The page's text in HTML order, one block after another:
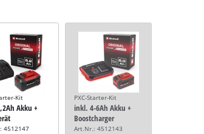
Kit
Akku +
4512147
PXC-Starter-Kit
inkl. 4-6Ah Akku +
Boostcharger
Art.Nr.: 4512143